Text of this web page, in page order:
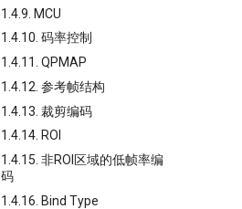
1.4.9. MCU
1.4.10. 码率控制
1.4.11. QPMAP
1.4.12. 参考帧结构
1.4.13. 裁剪编码
1.4.14. ROI
1.4.15. 非ROI区域的低帧率编
码
1.4.16. Bind Type